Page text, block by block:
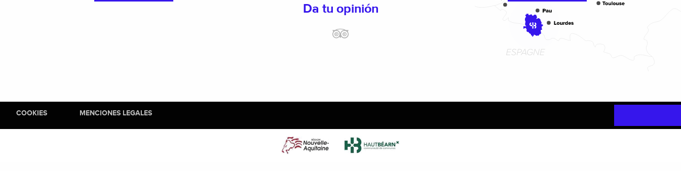
Da tu opinión
COOKIES MENCIONES LEGALES